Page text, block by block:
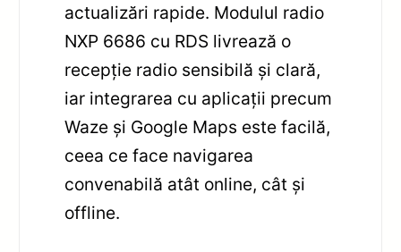
actualizări rapide. Modulul radio
NXP 6686 cu RDS livrează o
recepție radio sensibilă și clară,
iar integrarea cu aplicații precum
Waze și Google Maps este facilă,
ceea ce face navigarea
convenabilă atât online, cât și
offline.